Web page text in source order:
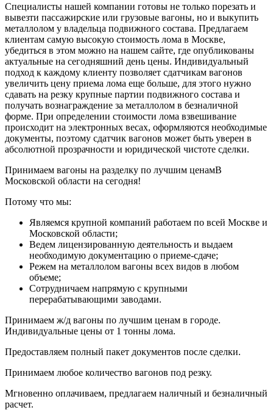
Специалисты нашей компании готовы не только порезать и
вывезти пассажирские или грузовые вагоны, но и выкупить
металлолом у владельца подвижного состава. Предлагаем
клиентам самую высокую стоимость лома в Москве,
убедиться в этом можно на нашем сайте, где опубликованы
актуальные на сегодняшний день цены. Индивидуальный
подход к каждому клиенту позволяет сдатчикам вагонов
увеличить цену приема лома еще больше, для этого нужно
сдавать на резку крупные партии подвижного состава и
получать вознаграждение за металлолом в безналичной
форме. При определении стоимости лома взвешивание
происходит на электронных весах, оформляются необходимые
документы, поэтому сдатчик вагонов может быть уверен в
абсолютной прозрачности и юридической чистоте сделки.
Принимаем вагоны на разделку по лучшим ценамВ
Московской области на сегодня!
Потому что мы:
Являемся крупной компаний работаем по всей Москве и
Московской области;
Ведем лицензированную деятельность и выдаем
необходимую документацию о приеме-сдаче;
Режем на металлолом вагоны всех видов в любом
объеме;
Сотрудничаем напрямую с крупными
перерабатывающими заводами.
Принимаем ж/д вагоны по лучшим ценам в городе.
Индивидуальные цены от 1 тонны лома.
Предоставляем полный пакет документов после сделки.
Принимаем любое количество вагонов под резку.
Мгновенно оплачиваем, предлагаем наличный и безналичный
расчет.